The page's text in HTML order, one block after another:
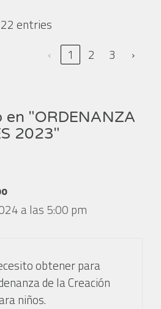
entries
‹
1 2 3 ›
"ORDENANZA
2023"
a las 5:00 pm
obtener para
de la Creación
niños.